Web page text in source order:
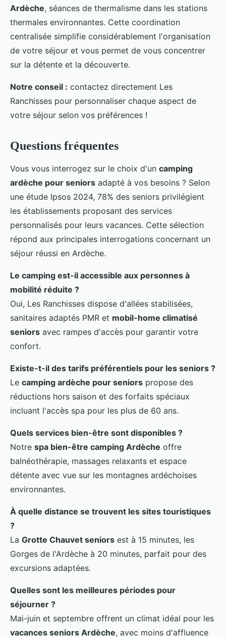
Ardèche, séances de thermalisme dans les stations
thermales environnantes. Cette coordination
centralisée simplifie considérablement l'organisation
de votre séjour et vous permet de vous concentrer
sur la détente et la découverte.
Notre conseil : contactez directement Les
Ranchisses pour personnaliser chaque aspect de
votre séjour selon vos préférences !
Questions fréquentes
Vous vous interrogez sur le choix d'un camping
ardèche pour seniors adapté à vos besoins ? Selon
une étude Ipsos 2024, 78% des seniors privilégient
les établissements proposant des services
personnalisés pour leurs vacances. Cette sélection
répond aux principales interrogations concernant un
séjour réussi en Ardèche.
Le camping est-il accessible aux personnes à
mobilité réduite ?
Oui, Les Ranchisses dispose d'allées stabilisées,
sanitaires adaptés PMR et mobil-home climatisé
seniors avec rampes d'accès pour garantir votre
confort.
Existe-t-il des tarifs préférentiels pour les seniors ?
Le camping ardèche pour seniors propose des
réductions hors saison et des forfaits spéciaux
incluant l'accès spa pour les plus de 60 ans.
Quels services bien-être sont disponibles ?
Notre spa bien-être camping Ardèche offre
balnéothérapie, massages relaxants et espace
détente avec vue sur les montagnes ardéchoises
environnantes.
À quelle distance se trouvent les sites touristiques
?
La Grotte Chauvet seniors est à 15 minutes, les
Gorges de l'Ardèche à 20 minutes, parfait pour des
excursions adaptées.
Quelles sont les meilleures périodes pour
séjourner ?
Mai-juin et septembre offrent un climat idéal pour les
vacances seniors Ardèche, avec moins d'affluence